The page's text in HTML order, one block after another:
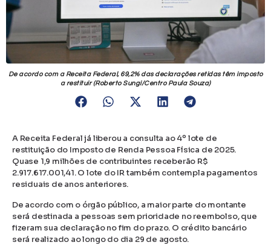
De acordo com a Receita Federal, 69,2% das declarações retidas têm imposto
a restituir (Roberto Sungi/Centro Paula Souza)
A Receita Federal já liberou a consulta ao 4º lote de
restituição do Imposto de Renda Pessoa Física de 2025.
Quase 1,9 milhões de contribuintes receberão R$
2.917.617.001,41. O lote do IR também contempla pagamentos
residuais de anos anteriores.
De acordo com o órgão público, a maior parte do montante
será destinada a pessoas sem prioridade no reembolso, que
fizeram sua declaração no fim do prazo. O crédito bancário
será realizado ao longo do dia 29 de agosto.